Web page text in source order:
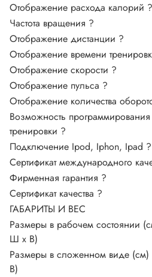
Отображение расхода калорий ?
Частота вращения ?
Отображение дистанции ?
Отображение времени
Отображение скорости ?
Отображение пульса ?
Отображение количества
Возможность программирования
тренировки ?
Подключение Ipod, Iphon, Ipad ?
Сертификат международного
Фирменная гарантия ?
Сертификат качества ?
ГАБАРИТЫ И ВЕС
Размеры в рабочем состоянии
Ш х В)
Размеры в сложенном виде
В)